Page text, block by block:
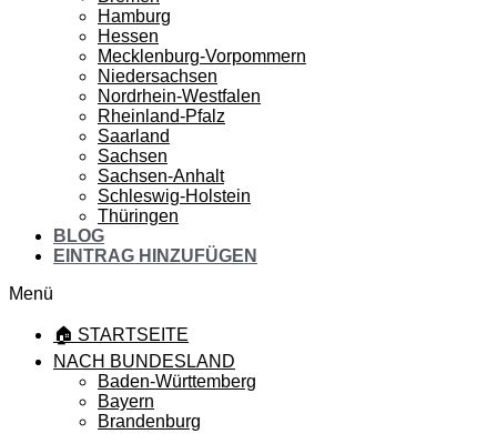
Hamburg
Hessen
Mecklenburg-Vorpommern
Niedersachsen
Nordrhein-Westfalen
Rheinland-Pfalz
Saarland
Sachsen
Sachsen-Anhalt
Schleswig-Holstein
Thüringen
BLOG
EINTRAG HINZUFÜGEN
Menü
🏠 STARTSEITE
NACH BUNDESLAND
Baden-Württemberg
Bayern
Brandenburg